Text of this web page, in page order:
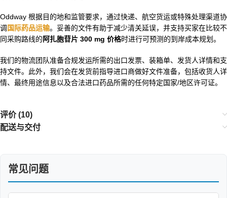
Oddway 根据目的地和监管要求，通过快递、航空货运或特殊处理渠道协
调 国际药品运输。妥善的文件有助于减少清关延误，并支持买家在比较不
同采购路线的阿扎胞苷片 300 mg 价格时进行可预测的到岸成本规划。
我们的物流团队准备合规发运所需的出口发票、装箱单、发货人详情和支
持文件。此外，我们会在发货前指导进口商做好文件准备，包括收货人详
情、最终用途信息以及合法进口药品所需的任何特定国家/地区许可证。
评价 (10)
配送与交付
常见问题